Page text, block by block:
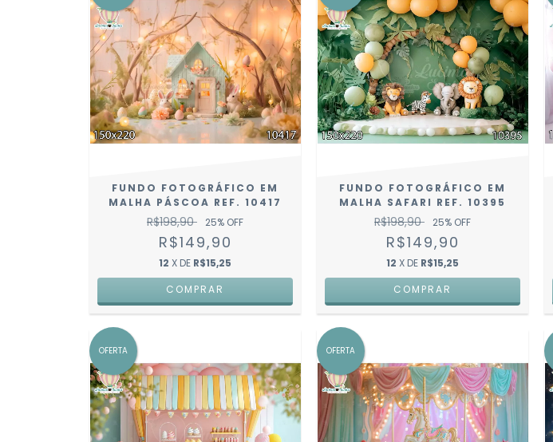
FUNDO FOTOGRÁFICO EM
MALHA PÁSCOA REF. 10417
R$198,90 25% OFF
R$149,90
12 X DE R$15,25
COMPRAR
FUNDO FOTOGRÁFICO EM
MALHA SAFARI REF. 10395
R$198,90 25% OFF
R$149,90
12 X DE R$15,25
COMPRAR
OFERTA OFERTA